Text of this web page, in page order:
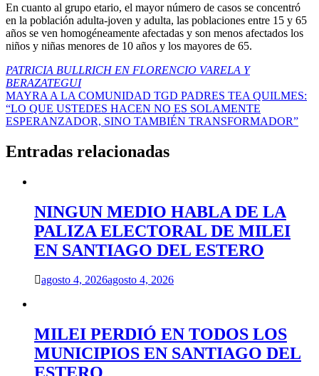
En cuanto al grupo etario, el mayor número de casos se concentró
en la población adulta-joven y adulta, las poblaciones entre 15 y 65
años se ven homogéneamente afectadas y son menos afectados los
niños y niñas menores de 10 años y los mayores de 65.
Navegación
de
entradas
PATRICIA BULLRICH EN FLORENCIO VARELA Y
BERAZATEGUI
MAYRA A LA COMUNIDAD TGD PADRES TEA QUILMES:
“LO QUE USTEDES HACEN NO ES SOLAMENTE
ESPERANZADOR, SINO TAMBIÉN TRANSFORMADOR”
Entradas relacionadas
NINGUN MEDIO HABLA DE LA
PALIZA ELECTORAL DE MILEI
EN SANTIAGO DEL ESTERO
agosto 4, 2026agosto 4, 2026
MILEI PERDIÓ EN TODOS LOS
MUNICIPIOS EN SANTIAGO DEL